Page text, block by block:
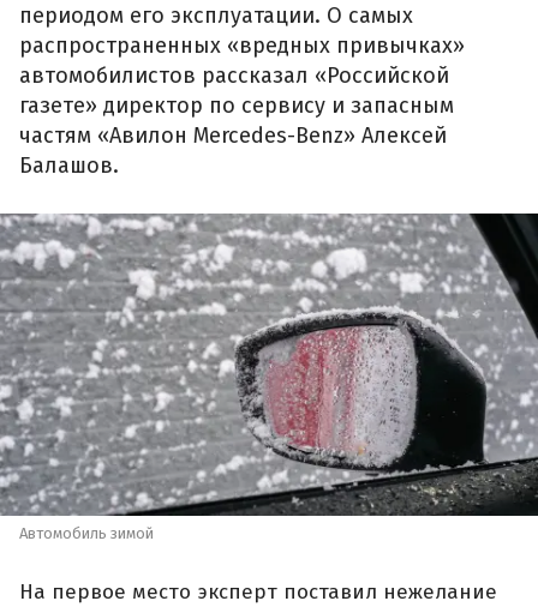
периодом его эксплуатации. О самых
распространенных «вредных привычках»
автомобилистов рассказал «Российской
газете» директор по сервису и запасным
частям «Авилон Mercedes-Benz» Алексей
Балашов.
Автомобиль зимой
На первое место эксперт поставил нежелание